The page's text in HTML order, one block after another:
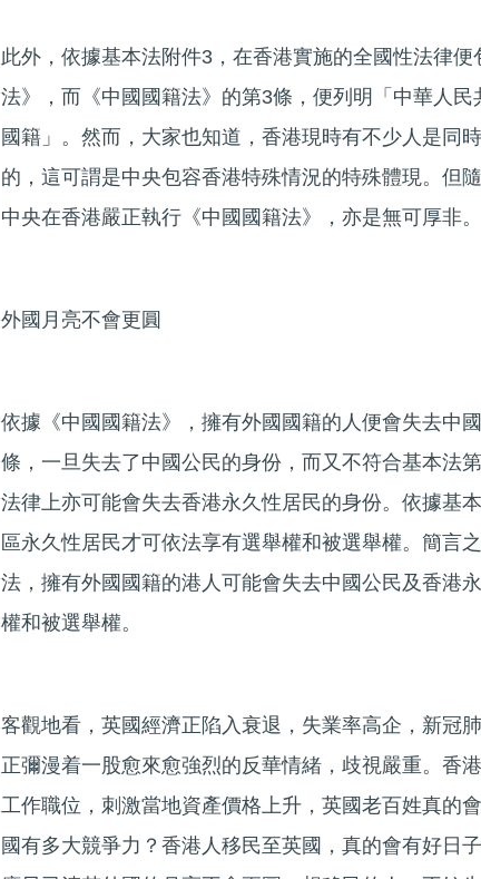
此外，依據基本法附件3，在香港實施的全國性法律
法》，而《中國國籍法》的第3條，便列明「中華人
國籍」。然而，大家也知道，香港現時有不少人是同
的，這可謂是中央包容香港特殊情況的特殊體現。但
中央在香港嚴正執行《中國國籍法》，亦是無可厚非。
外國月亮不會更圓
依據《中國國籍法》，擁有外國國籍的人便會失去中
條，一旦失去了中國公民的身份，而又不符合基本法
法律上亦可能會失去香港永久性居民的身份。依據基
區永久性居民才可依法享有選舉權和被選舉權。簡言
法，擁有外國國籍的港人可能會失去中國公民及香港
權和被選舉權。
客觀地看，英國經濟正陷入衰退，失業率高企，新冠
正彌漫着一股愈來愈強烈的反華情緒，歧視嚴重。香
工作職位，刺激當地資產價格上升，英國老百姓真的
國有多大競爭力？香港人移民至英國，真的會有好日